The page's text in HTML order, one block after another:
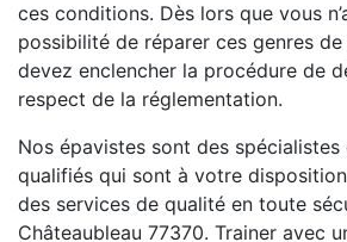
ces conditions. Dès lors que vous
possibilité de réparer ces genres
devez enclencher la procédure de
respect de la réglementation.
Nos épavistes sont des
qualifiés qui sont à votre
des services de qualité en toute
Châteaubleau 77370. Trainer avec